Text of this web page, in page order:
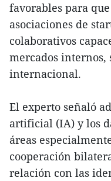
favorables para
asociaciones de
colaborativos
mercados
internacional.
El experto señaló
artificial (IA) y los
áreas
cooperación
relación con las